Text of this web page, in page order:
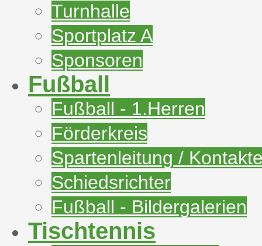
Turnhalle
Sportplatz A
Sponsoren
Fußball
Fußball - 1.Herren
Förderkreis
Spartenleitung /
Schiedsrichter
Fußball - Bildergalerien
Tischtennis